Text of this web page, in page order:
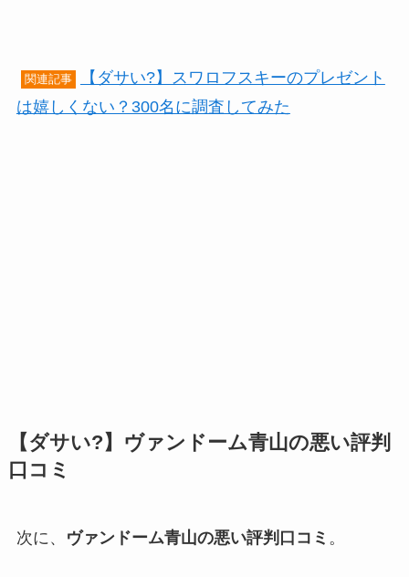
関連記事
【ダサい?】スワロフスキーのプレゼント
は嬉しくない？300名に調査してみた
【ダサい?】ヴァンドーム青山の悪い評判
口コミ
次に、 ヴァンドーム青山の悪い評判口コミ 。